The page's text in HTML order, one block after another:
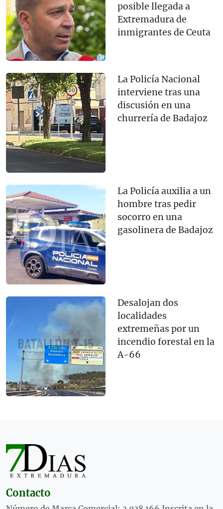
posible llegada a
Extremadura de
inmigrantes de Ceuta
La Policía Nacional
interviene tras una
discusión en una
churrería de Badajoz
La Policía auxilia a un
hombre tras pedir
socorro en una
gasolinera de Badajoz
Desalojan dos
localidades
extremeñas por un
incendio forestal en la
A-66
Contacto